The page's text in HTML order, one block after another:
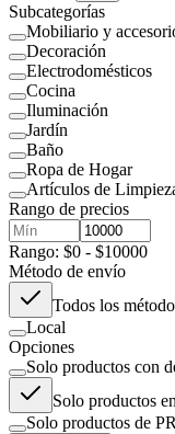
Subcategorías
Mobiliario y
Decoración
Electrodomésticos
Cocina
Iluminación
Jardín
Baño
Ropa de Hogar
Artículos de
Rango de precios
Rango: $0 - $10000
Método de envío
Todos los
Local
Opciones
Solo productos con
Solo productos
Solo productos de